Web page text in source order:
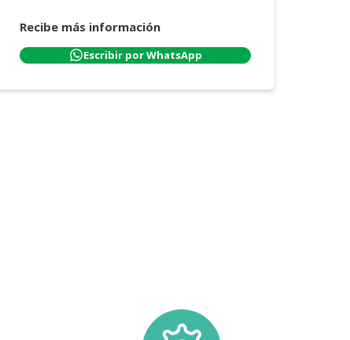
Recibe más información
Escribir por WhatsApp